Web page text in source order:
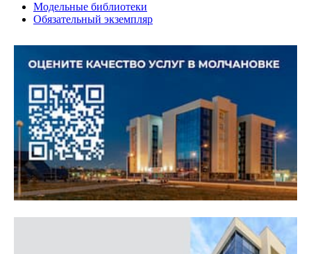
Модельные библиотеки
Обязательный экземпляр